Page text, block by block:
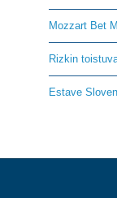
Mozzart Bet
Rizkin
Estave